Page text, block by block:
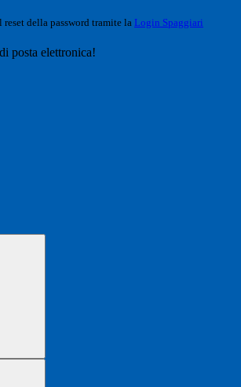
della password tramite la Login Spaggiari
posta elettronica!